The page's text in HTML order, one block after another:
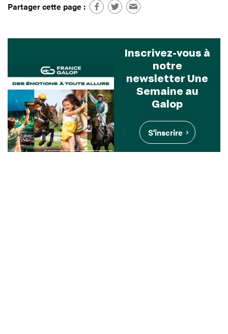
Partager cette page :
Inscrivez-vous à
notre
newsletter Une
Semaine au
Galop
S'inscrire